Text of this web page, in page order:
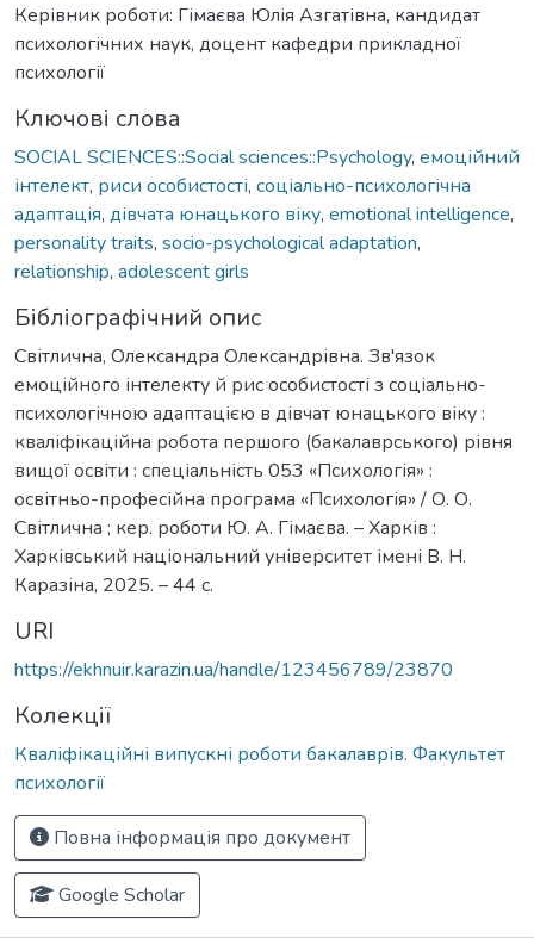
Керівник роботи: Гімаєва Юлія Азгатівна, кандидат
психологічних наук, доцент кафедри прикладної
психології
Ключові слова
SOCIAL SCIENCES::Social sciences::Psychology, емоційний
інтелект, риси особистості, соціально-психологічна
адаптація, дівчата юнацького віку, emotional intelligence,
personality traits, socio-psychological adaptation,
relationship, adolescent girls
Бібліографічний опис
Світлична, Олександра Олександрівна. Зв'язок
емоційного інтелекту й рис особистості з соціально-
психологічною адаптацією в дівчат юнацького віку :
кваліфікаційна робота першого (бакалаврського) рівня
вищої освіти : спеціальність 053 «Психологія» :
освітньо-професійна програма «Психологія» / О. О.
Світлична ; кер. роботи Ю. А. Гімаєва. – Харків :
Харківський національний університет імені В. Н.
Каразіна, 2025. – 44 с.
URI
https://ekhnuir.karazin.ua/handle/123456789/23870
Колекції
Кваліфікаційні випускні роботи бакалаврів. Факультет
психології
Повна інформація про документ
Google Scholar